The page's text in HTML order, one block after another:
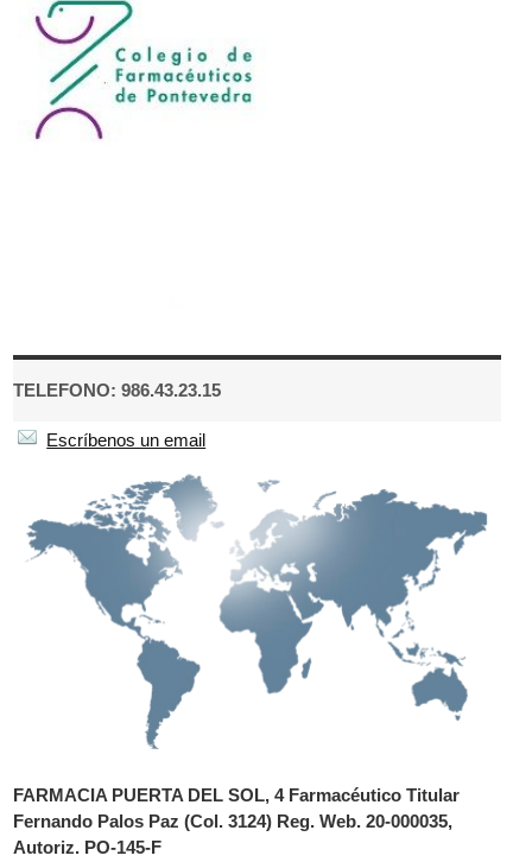
TELEFONO: 986.43.23.15
Escríbenos un email
FARMACIA PUERTA DEL SOL, 4 Farmacéutico Titular
Fernando Palos Paz (Col. 3124) Reg. Web. 20-000035,
Autoriz. PO-145-F